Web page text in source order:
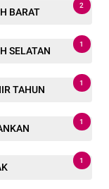
BARAT
2
SELATAN
1
TAHUN
1
1
1